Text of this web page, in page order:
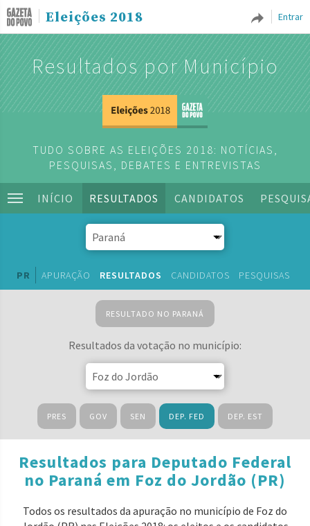
Entrar
Eleições 2018
Resultados por Município
TUDO SOBRE AS ELEIÇÕES 2018: NOTÍCIAS,
PESQUISAS, DEBATES E ENTREVISTAS
INÍCIO RESULTADOS CANDIDATOS
PR APURAÇÃO RESULTADOS CANDIDATOS PESQUISAS
RESULTADO NO PARANÁ
Resultados da votação no município:
PRES GOV SEN DEP. FED DEP. EST
Resultados para Deputado Federal
no Paraná em Foz do Jordão (PR)
Todos os resultados da apuração no município de Foz do